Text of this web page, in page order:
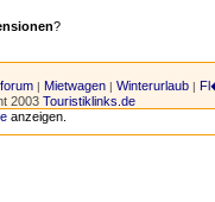
?
| Mietwagen| Winterurlaub |
2003 Touristiklinks.de
anzeigen.